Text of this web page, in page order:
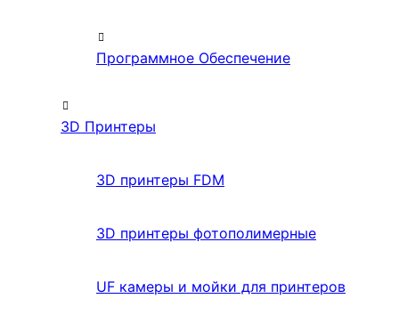
Программное Обеспечение
3D Принтеры
3D принтеры FDM
3D принтеры фотополимерные
UF камеры и мойки для принтеров